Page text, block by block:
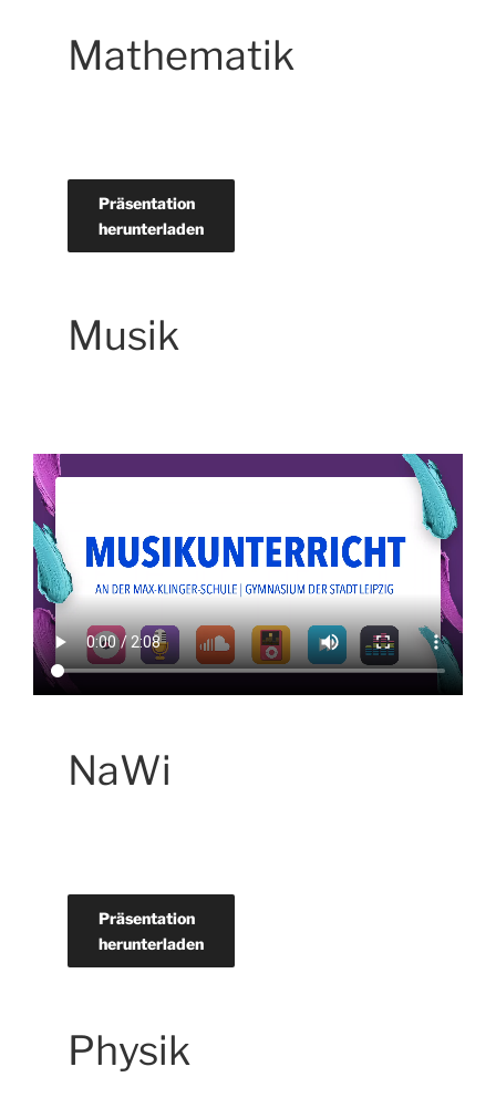
Mathematik
Präsentation
herunterladen
Musik
NaWi
Präsentation
herunterladen
Physik